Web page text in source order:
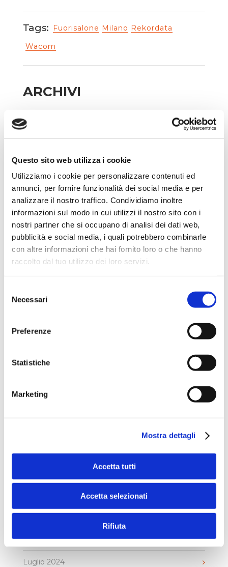
Questo sito web utilizza i cookie
Utilizziamo i cookie per personalizzare contenuti ed
annunci, per fornire funzionalità dei social media e per
analizzare il nostro traffico. Condividiamo inoltre
informazioni sul modo in cui utilizzi il nostro sito con i
nostri partner che si occupano di analisi dei dati web,
pubblicità e social media, i quali potrebbero combinarle
con altre informazioni che hai fornito loro o che hanno
raccolto dal tuo utilizzo dei loro servizi.
delNecessari
Preferenze
Statistiche
Marketing
Mostra dettagli
Accetta tutti
Accetta selezionati
Rifiuta
Tags: Fuorisalone Milano Rekordata
Wacom
ARCHIVI
Febbraio 2026
Gennaio 2026
Dicembre 2025
Novembre 2025
Ottobre 2025
Settembre 2025
Agosto 2025
Giugno 2025
Maggio 2025
Febbraio 2025
Gennaio 2025
Settembre 2024
Agosto 2024
Luglio 2024